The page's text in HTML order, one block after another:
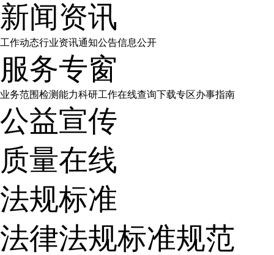
新闻资讯
工作动态行业资讯通知公告信息公开
服务专窗
业务范围检测能力科研工作在线查询下载专区办事指南
公益宣传
质量在线
法规标准
法律法规标准规范